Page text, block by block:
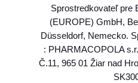
3
0
g
Sprostredkovateľ pre
(EUROPE) GmbH,
Düsseldorf, Nemecko.
: PHARMACOPOLA
Č.11, 965 01 Žiar nad